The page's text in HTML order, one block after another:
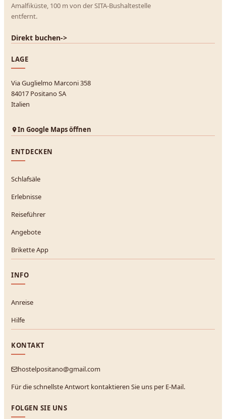
Amalfiküste, 100 m von der SITA-Bushaltestelle
entfernt.
Direkt buchen->
LAGE
Via Guglielmo Marconi 358
84017 Positano SA
Italien
In Google Maps öffnen
ENTDECKEN
Schlafsäle
Erlebnisse
Reiseführer
Angebote
Brikette App
INFO
Anreise
Hilfe
KONTAKT
hostelpositano@gmail.com
Für die schnellste Antwort kontaktieren Sie uns per E-Mail.
FOLGEN SIE UNS